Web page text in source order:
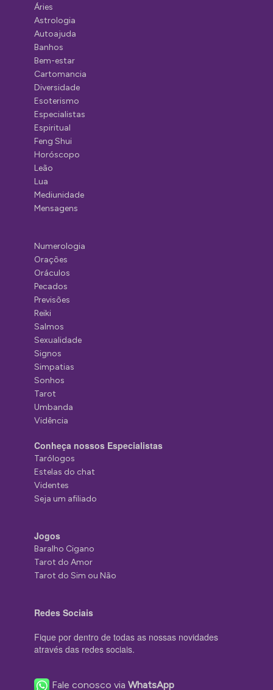
Áries
Astrologia
Autoajuda
Banhos
Bem-estar
Cartomancia
Diversidade
Esoterismo
Especialistas
Espiritual
Feng Shui
Horóscopo
Leão
Lua
Mediunidade
Mensagens
Numerologia
Orações
Oráculos
Pecados
Previsões
Reiki
Salmos
Sexualidade
Signos
Simpatias
Sonhos
Tarot
Umbanda
Vidência
Conheça nossos Especialistas
Tarólogos
Estelas do chat
Videntes
Seja um afiliado
Jogos
Baralho Cigano
Tarot do Amor
Tarot do Sim ou Não
Redes Sociais
Fique por dentro de todas as nossas novidades
através das redes sociais.
Fale conosco viaWhatsApp